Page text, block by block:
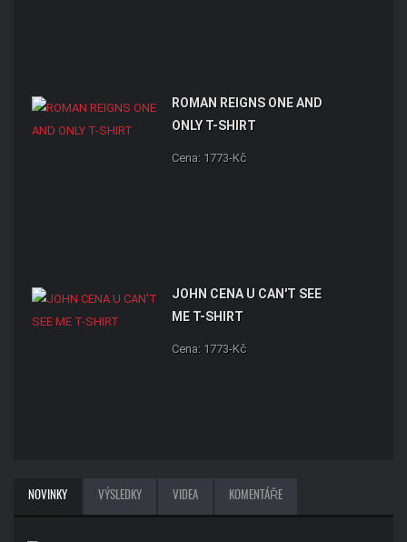
ROMAN REIGNS ONE AND
ONLY T-SHIRT
Cena: 1773-Kč
JOHN CENA U CAN'T SEE
ME T-SHIRT
Cena: 1773-Kč
NOVINKY VÝSLEDKY VIDEA KOMENTÁŘE